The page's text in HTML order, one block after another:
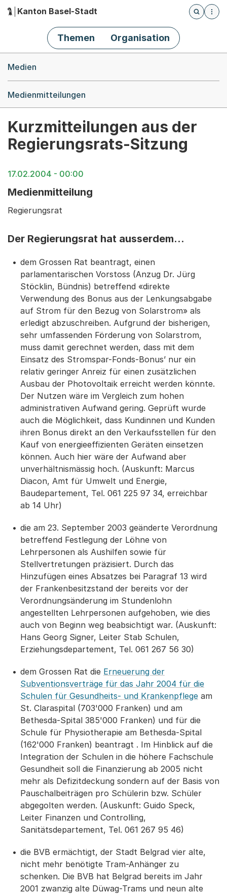
Hauptnavigation
Kanton Basel-Stadt
Öffnet
Themen Organisation
Medien
Medienmitteilungen
Kurzmitteilungen aus der
Regierungsrats-Sitzung
17.02.2004 - 00:00
Medienmitteilung
Regierungsrat
Der Regierungsrat hat ausserdem...
dem Grossen Rat beantragt, einen
parlamentarischen Vorstoss (Anzug Dr. Jürg
Stöcklin, Bündnis) betreffend «direkte
Verwendung des Bonus aus der Lenkungsabgabe
auf Strom für den Bezug von Solarstrom» als
erledigt abzuschreiben. Aufgrund der bisherigen,
sehr umfassenden Förderung von Solarstrom,
muss damit gerechnet werden, dass mit dem
Einsatz des Stromspar-Fonds-Bonus’ nur ein
relativ geringer Anreiz für einen zusätzlichen
Ausbau der Photovoltaik erreicht werden könnte.
Der Nutzen wäre im Vergleich zum hohen
administrativen Aufwand gering. Geprüft wurde
auch die Möglichkeit, dass Kundinnen und Kunden
ihren Bonus direkt an den Verkaufsstellen für den
Kauf von energieeffizienten Geräten einsetzen
können. Auch hier wäre der Aufwand aber
unverhältnismässig hoch. (Auskunft: Marcus
Diacon, Amt für Umwelt und Energie,
Baudepartement, Tel. 061 225 97 34, erreichbar
ab 14 Uhr)
die am 23. September 2003 geänderte Verordnung
betreffend Festlegung der Löhne von
Lehrpersonen als Aushilfen sowie für
Stellvertretungen präzisiert. Durch das
Hinzufügen eines Absatzes bei Paragraf 13 wird
der Frankenbesitzstand der bereits vor der
Verordnungsänderung im Stundenlohn
angestellten Lehrpersonen aufgehoben, wie dies
auch von Beginn weg beabsichtigt war. (Auskunft:
Hans Georg Signer, Leiter Stab Schulen,
Erziehungsdepartement, Tel. 061 267 56 30)
dem Grossen Rat die Erneuerung der
Subventionsverträge für das Jahr 2004 für die
Schulen für Gesundheits- und Krankenpflege am
St. Claraspital (703'000 Franken) und am
Bethesda-Spital 385'000 Franken) und für die
Schule für Physiotherapie am Bethesda-Spital
(162'000 Franken) beantragt . Im Hinblick auf die
Integration der Schulen in die höhere Fachschule
Gesundheit soll die Finanzierung ab 2005 nicht
mehr als Defizitdeckung sondern auf der Basis von
Pauschalbeiträgen pro Schülerin bzw. Schüler
abgegolten werden. (Auskunft: Guido Speck,
Leiter Finanzen und Controlling,
Sanitätsdepartement, Tel. 061 267 95 46)
die BVB ermächtigt, der Stadt Belgrad vier alte,
nicht mehr benötigte Tram-Anhänger zu
schenken. Die BVB hat Belgrad bereits im Jahr
2001 zwanzig alte Düwag-Trams und neun alte